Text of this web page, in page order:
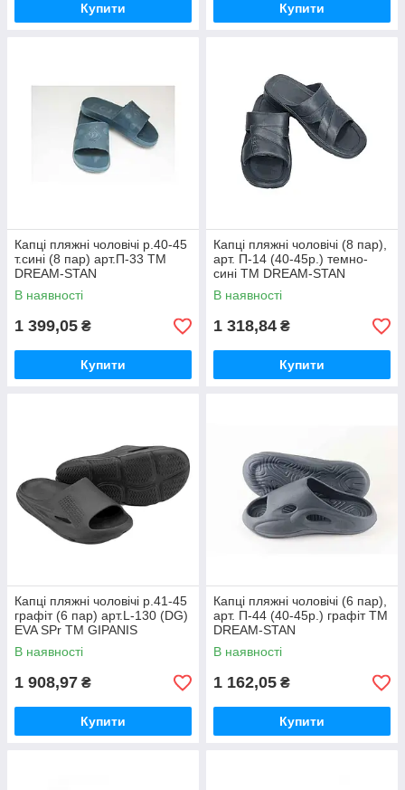
Купити Купити
Капці пляжні чоловічі р.40-45
т.сині (8 пар) арт.П-33 ТМ
DREAM-STAN
В наявності
1 399,05 ₴
Купити
Капці пляжні чоловічі (8 пар),
арт. П-14 (40-45р.) темно-
сині ТМ DREAM-STAN
В наявності
1 318,84 ₴
Купити
Капці пляжні чоловічі р.41-45
графіт (6 пар) арт.L-130 (DG)
EVA SPr ТМ GIPANIS
В наявності
1 908,97 ₴
Купити
Капці пляжні чоловічі (6 пар),
арт. П-44 (40-45р.) графіт ТМ
DREAM-STAN
В наявності
1 162,05 ₴
Купити